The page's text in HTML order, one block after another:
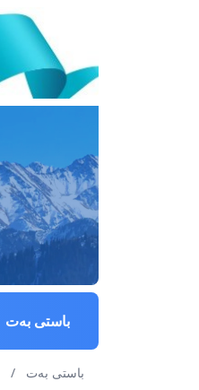
باستى بەت
باستى بەت /